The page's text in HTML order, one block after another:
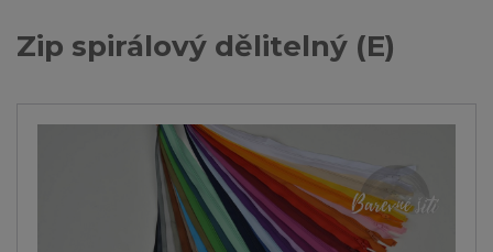
Zip spirálový dělitelný (E)